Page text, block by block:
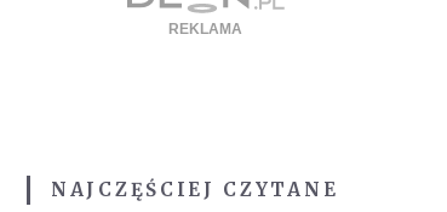
NAJCZĘŚCIEJ CZYTANE